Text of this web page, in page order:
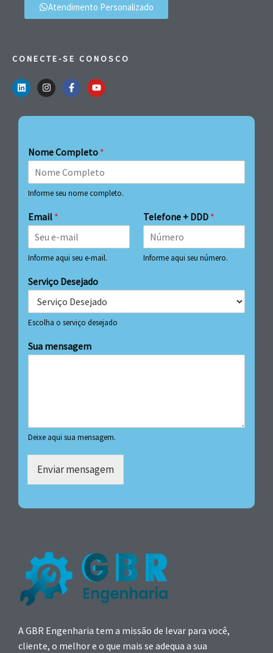
Atendimento Personalizado
CONECTE-SE CONOSCO
Nome Completo *
Informe seu nome completo.
Email *
Informe aqui seu e-mail.
Telefone + DDD *
Informe aqui seu número.
Serviço Desejado
Escolha o serviço desejado
Sua mensagem
Deixe aqui sua mensagem.
Enviar mensagem
A GBR Engenharia tem a missão de levar para você,
cliente, o melhor e o que mais se adequa a sua